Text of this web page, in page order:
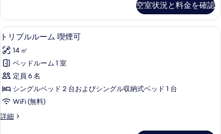
て
の
写
真
を
表
示
す
る
細
の
す
べ
て
の
写
真
を
表
ル
ー
ム
煙
の
詳
細
空室状況と料金を確認
ト
リ
プ
ル
ル
ー
喫
羽毛の掛け布団、デスク、遮光カー
13
トリプルルーム 喫煙可
14 ㎡
ベッドルーム 1 室
定員 6 名
シングルベッド 2 台およびシングル収納式ベッド 1 台
WiFi (無料)
詳細
ト